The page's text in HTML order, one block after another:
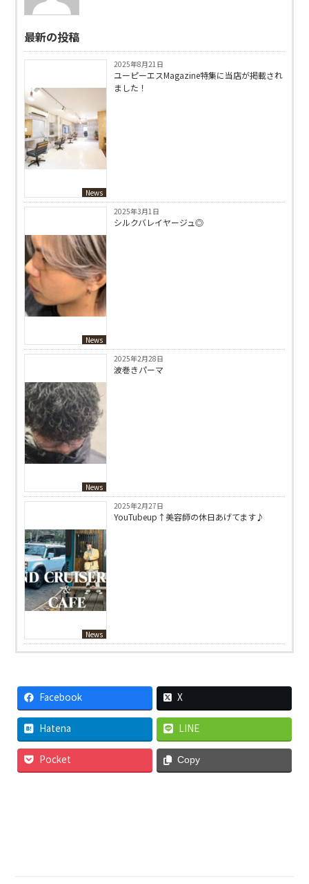
最新の投稿
News
2025年8月21日
ユーピーエスMagazine特集に当店が掲載され
ました！
News
2025年3月1日
シルクバレイヤージュ◎
News
2025年2月28日
波巻きパーマ
News
2025年2月27日
YouTubeup↑美容師の休日あげてます♪
Facebook X
Hatena LINE
Pocket Copy